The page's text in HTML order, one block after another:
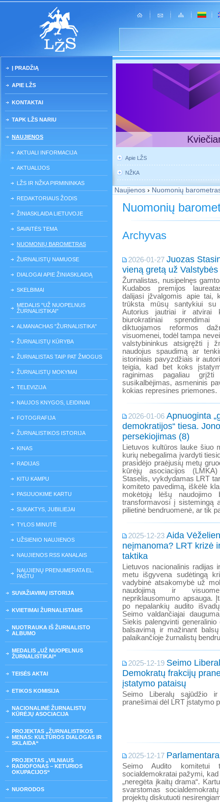
Į PRADŽIĄ
APIE LŽS
KONTAKTAI
TAPK LŽS NARIU
NAUJIENOS
AKTUALI INFORMACIJA
AKTUALIJOS
LŽS IR NŽKA PIRMININKAS
REDAKTORIAUS ŽODIS
ŽINIASKLAIDA LIETUVOJE
SAVAITĖS TEMA
NUOMONIŲ BAROMETRAS
ŽURNALISTŲ NAMUOSE
DIALOGAI APIE ŽINIASKLAIDĄ
SKELBIMAI
MEDALIS "UŽ NUOPELNUS
ŽURNALISTIKAI"
ALMANACHAS "ŽURNALISTIKA"
ŽURNALISTŲ KŪRYBA
ŽURNALISTAS TAIP PAT ŽMOGUS
ŽURNALISTŲ MOKYMAI
TELEVIZIJA
NAUJOS KNYGOS, LEIDINIAI
FOTOGRAFIJA
ŽURNALISTIKOS ISTORIJA
KINAS
RADIJAS
KITU KAMPU
PASIJUOKIME KARTU
SUKAKTYS, JUBILIEJAI
TYLOS MINUTĖ
UŽSIENIO NAUJIENOS
NAUJIENOS RSS KANALAIS
NAUJIENŲ PRENUMERATA EL.
PAŠTU
SUVAŽIAVIMŲ ISTORIJA
KVIETIMAI ŽURNALISTAMS
NUOTRAUKA IŠ ŽURNALISTO
ALBUMO
MEDALIS „UŽ NUOPELNUS
ŽURNALISTIKAI“
TEISĖS AKTAI
ETIKOS KOMISIJA
NACIONALINĖ ŽURNALISTŲ
KŪRĖJŲ ASOCIACIJA
PROJEKTAS „ŽURNALISTIKOS
MENAS: KULTŪROS DIALOGAS IR
SKLAIDA“
PROJEKTAS „VILNIAUS
RADIOFONAS – KETURIOS
OKUPACIJOS“
NUORODOS
Apie LŽS
NŽKA
Naujienos › Nuomonių
Nuomonių
Archyvas
2026-01-27 Juozas
vieną gretą už
Žurnalistas, nusipelnęs
Kudabos premijos
dalijasi įžvalgomis apie tai,
trūksta mūsų santykiui
Autorius jautriai ir atvirai
biurokratiniai
diktuojamos reformos
visuomenei, todėl tampa
valstybininkus atsigręžti į
naudojus spaudimą ar
istoriniais pavyzdžiais ir
teigia, kad bet koks
raginimas pagaliau
susikalbėjimas, asmeninis
kokias represines priemones.
2026-01-06 Apnuoginta
demokratijos“ tiesa.
persekiojimas (8)
Lietuvos kultūros lauke šiuo
kurių nebegalima įvardyti
prasidėjo praėjusių metų
kūrėjų asociacijos
Staselis, vykdydamas LRT
komiteto pavedimą, iškėlė
mokėtojų lėšų naudojimo
transformavosi į sistemingą
pilietinė bendruomenė, ar tik
2025-12-23 Aida
neįmanoma? LRT krizė
taktika
Lietuvos nacionalinis radijas
metu išgyvena sudėtingą
vadybinė atsakomybė už
naudojimą ir
nepriklausomumo apsauga.
po nepalankių audito
Seimo valdančiajai
Siekis palengvinti
balsavimą ir mažinant
palaikančioje žurnalistų
2025-12-19 Seimo
Demokratų frakcijų
įstatymo pataisų
Seimo Liberalų sąjūdžio
pranešimai dėl LRT įstatymo
2025-12-17
Seimo Audito komitetui
socialdemokratai pažymi,
„neregėta įkaitų drama“.
svarstomas
projektų diskutuoti